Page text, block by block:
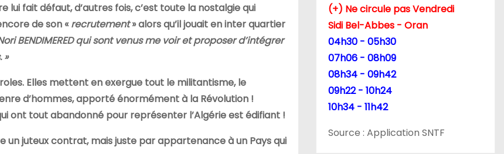
lui fait défaut, d’autres fois, c’est toute la nostalgie qui
de son «recrutement» alors qu’il jouait en inter quartier
BENDIMERED qui sont venus me voir et proposer d’intégrer
»
Elles mettent en exergue tout le militantisme, le
d’hommes, apporté énormément à la Révolution !
ont tout abandonné pour représenter l’Algérie est édifiant !
juteux contrat, mais juste par appartenance à un Pays qui
(+) Ne circule pas Vendredi
Sidi Bel-Abbes - Oran
04h30 - 05h30
07h06 - 08h09
08h34 - 09h42
09h22 - 10h24
10h34 - 11h42
Source : Application SNTF